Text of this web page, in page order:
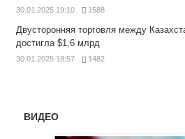
30.01.2025 19:10 1588
Двусторонняя торговля между
достигла $1,6 млрд
30.01.2025 18:57 1482
ВИДЕО